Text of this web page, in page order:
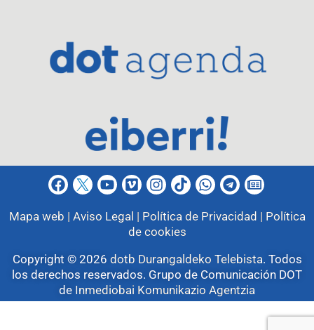
Mapa web | Aviso Legal | Política de Privacidad | Política
de cookies
Copyright © 2026 dotb Durangaldeko Telebista. Todos
los derechos reservados. Grupo de Comunicación DOT
de Inmediobai Komunikazio Agentzia